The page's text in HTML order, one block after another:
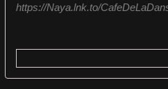
https://Naya.lnk.to/